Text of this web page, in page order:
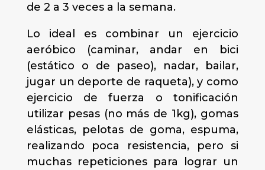
de 2 a 3 veces a la semana.
Lo ideal es combinar un ejercicio
aeróbico (caminar, andar en bici
(estático o de paseo), nadar, bailar,
jugar un deporte de raqueta), y como
ejercicio de fuerza o tonificación
utilizar pesas (no más de 1kg), gomas
elásticas, pelotas de goma, espuma,
realizando poca resistencia, pero si
muchas repeticiones para lograr un